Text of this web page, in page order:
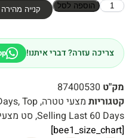
הוספה לסל קנייה מהירה
צריכה עזרה? דברי איתנו!
מק"ט 87400530
קטגוריות מצעי טטרה,
,Top
Selling Last 60 Days
, סט
[bee1_size_chart]